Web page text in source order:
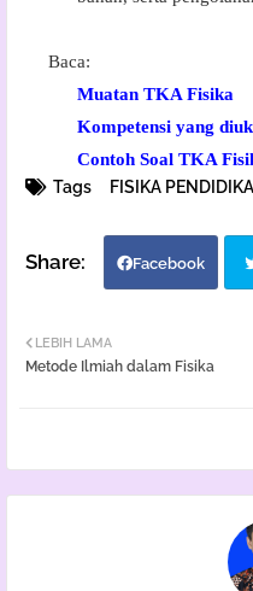
Baca:
Muatan TKA Fisika
Kompetensi yang
Contoh Soal TKA
Tags
FISIKA
Facebook
LEBIH LAMA
Metode Ilmiah dalam Fisika